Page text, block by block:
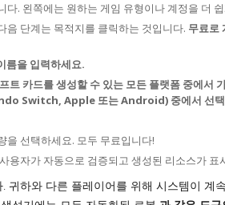
다. 왼쪽에는 원하는 게임 유형이나 계정을 더
음 단계는 목적지를 클릭하는 것입니다. 무료로
름을 입력하세요.
트 카드를 생성할 수 있는 모든 플랫폼 중에
Switch, Apple 또는 Android) 중에서 선택
을 선택하세요. 모두 무료입니다!
용자가 자동으로 검증되고 생성된 리소스가 표
귀하와 다른 플레이어를 위해 시스템이 계